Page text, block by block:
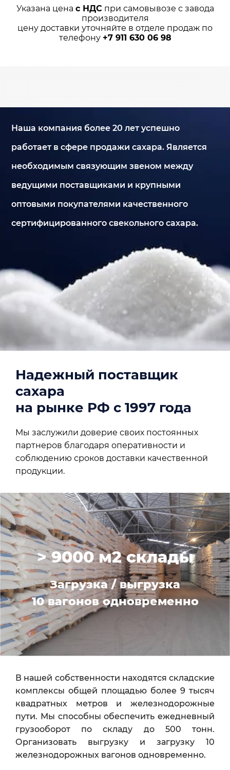
Указана цена с НДС при самовывозе с завода
производителя
цену доставки уточняйте в отделе продаж по
телефону +7 911 630 06 98
Наша компания более 20 лет успешно
работает в сфере продажи сахара. Является
необходимым связующим звеном между
ведущими поставщиками и крупными
оптовыми покупателями качественного
сертифицированного свекольного сахара.
Надежный поставщик
сахара
на рынке РФ с 1997 года
Мы заслужили доверие своих постоянных
партнеров благодаря оперативности и
соблюдению сроков доставки качественной
продукции.
> 9000 м2 склады
Загрузка / выгрузка
10 вагонов одновременно
В нашей собственности находятся складские
комплексы общей площадью более 9 тысяч
квадратных метров и железнодорожные
пути. Мы способны обеспечить ежедневный
грузооборот по складу до 500 тонн.
Организовать выгрузку и загрузку 10
железнодорожных вагонов одновременно.